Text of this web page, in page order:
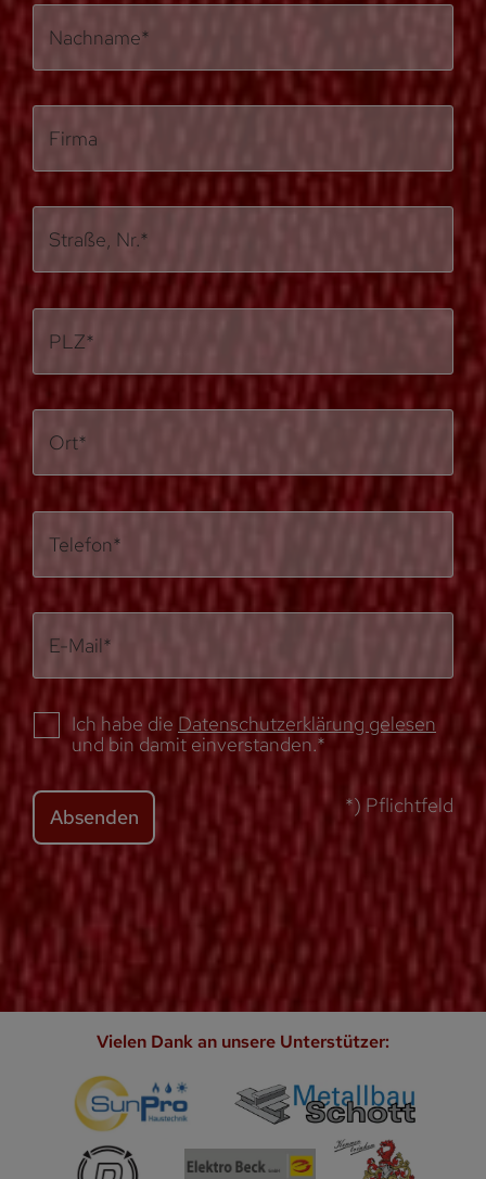
Nachname*
Firma
Straße, Nr.*
PLZ*
Ort*
Telefon*
E-Mail*
Ich habe die Datenschutzerklärung gelesen
und bin damit einverstanden.*
Absenden *) Pflichtfeld
Vielen Dank an unsere Unterstützer: